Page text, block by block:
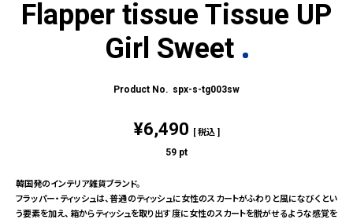
Flapper tissue Tissue UP
Girl Sweet
spx-s-tg003sw
¥6,490 税込
59 pt
韓国発のインテリア雑貨ブランド。
フラッパー・ティッシュは、普通のティッシュに女性のスカートがふわりと風になびくとい
う要素を加え、箱からティッシュを取り出す度に女性のスカートを脱がせるような感覚を